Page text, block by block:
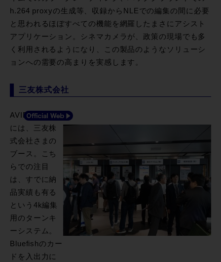
h.264 proxyの生成等、収録からNLEでの編集の間に必要
と思われるほぼすべての機能を網羅したまさにアシスト
アプリケーション。シネマカメラが、政策の現場でも多
く利用されるようになり、この製品のようなソリューシ
ョンへの需要の高まりを実感します。
三友株式会社
AVIDの向かい
には、三友株
式会社さまの
ブース。こち
らでの注目
は、すでに納
品実績も有る
という4k編集
用のターンキ
ーシステム。
Bluefishのカー
ドを入出力に